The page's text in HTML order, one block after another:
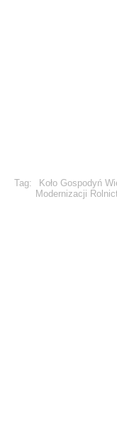
Tag: Koło Gospodyń
Modernizacji